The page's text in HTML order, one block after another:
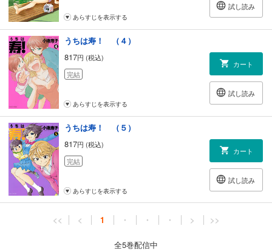
試し読み
あらすじを表示する
うちは寿！ （４）
817円 (税込)
完結
カート
試し読み
あらすじを表示する
うちは寿！ （５）
817円 (税込)
完結
カート
試し読み
あらすじを表示する
<< < 1 ・ ・ ・ > >>
全5巻配信中